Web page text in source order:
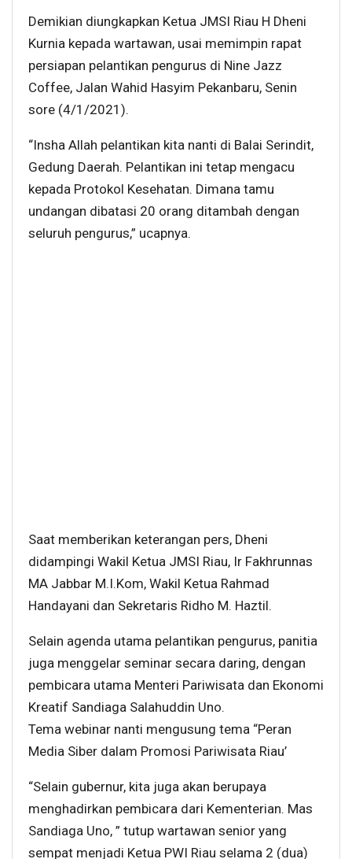
Demikian diungkapkan Ketua JMSI Riau H Dheni
Kurnia kepada wartawan, usai memimpin rapat
persiapan pelantikan pengurus di Nine Jazz
Coffee, Jalan Wahid Hasyim Pekanbaru, Senin
sore (4/1/2021).
“Insha Allah pelantikan kita nanti di Balai Serindit,
Gedung Daerah. Pelantikan ini tetap mengacu
kepada Protokol Kesehatan. Dimana tamu
undangan dibatasi 20 orang ditambah dengan
seluruh pengurus,” ucapnya.
Saat memberikan keterangan pers, Dheni
didampingi Wakil Ketua JMSI Riau, Ir Fakhrunnas
MA Jabbar M.I.Kom, Wakil Ketua Rahmad
Handayani dan Sekretaris Ridho M. Haztil.
Selain agenda utama pelantikan pengurus, panitia
juga menggelar seminar secara daring, dengan
pembicara utama Menteri Pariwisata dan Ekonomi
Kreatif Sandiaga Salahuddin Uno.
Tema webinar nanti mengusung tema “Peran
Media Siber dalam Promosi Pariwisata Riau’
“Selain gubernur, kita juga akan berupaya
menghadirkan pembicara dari Kementerian. Mas
Sandiaga Uno, ” tutup wartawan senior yang
sempat menjadi Ketua PWI Riau selama 2 (dua)